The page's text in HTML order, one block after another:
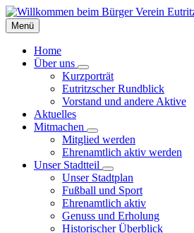
Skip
to
content
Skip
to
left
sidebar
Skip
to
footer
Menü
Home
Über uns
Kurzporträt
Eutritzscher Rundblick
Vorstand und andere Aktive
Aktuelles
Mitmachen
Mitglied werden
Ehrenamtlich aktiv werden
Unser Stadtteil
Unser Stadtplan
Fußball und Sport
Ehrenamtlich aktiv
Genuss und Erholung
Historischer Überblick